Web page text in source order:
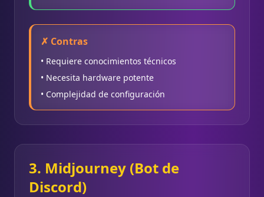
✗ Contras
• Requiere conocimientos técnicos
• Necesita hardware potente
• Complejidad de configuración
3. Midjourney (Bot de
Discord)